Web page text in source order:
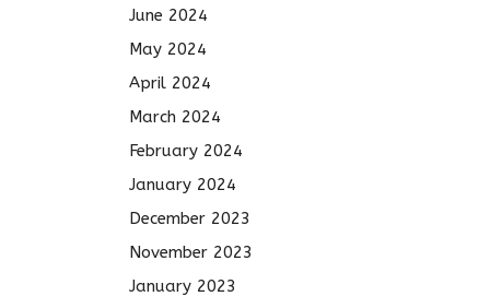
June 2024
May 2024
April 2024
March 2024
February 2024
January 2024
December 2023
November 2023
January 2023